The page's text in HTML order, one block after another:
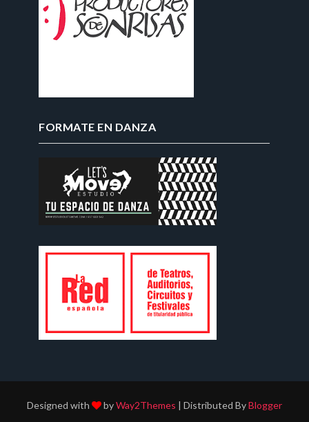
FORMATE EN DANZA
Designed with byWay2Themes | Distributed ByBlogger